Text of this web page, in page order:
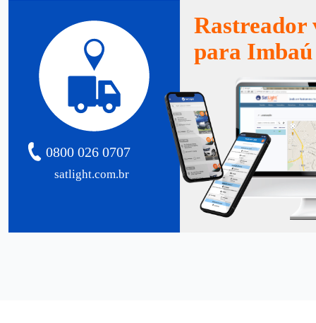
satlight.com.br
0800 026 0707
Rastreador
para Imbaú